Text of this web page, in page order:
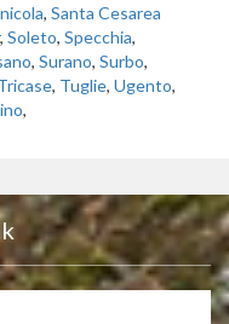
, Santa Cesarea
, Soleto, Specchia,
, Surano, Surbo,
, Tuglie, Ugento,
,